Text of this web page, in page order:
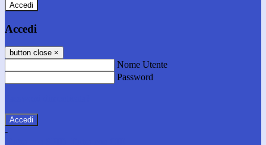
Accedi
Accedi
button close ×
Nome Utente
Password
-